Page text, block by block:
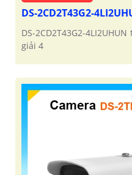
DS-2CD2T43G2-
DS-2CD2T43G2-
giải 4